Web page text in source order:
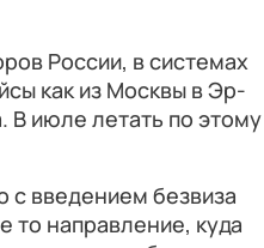
России, в системах
как из Москвы в Эр-
В июле летать по этому
с введением безвиза
то направление, куда